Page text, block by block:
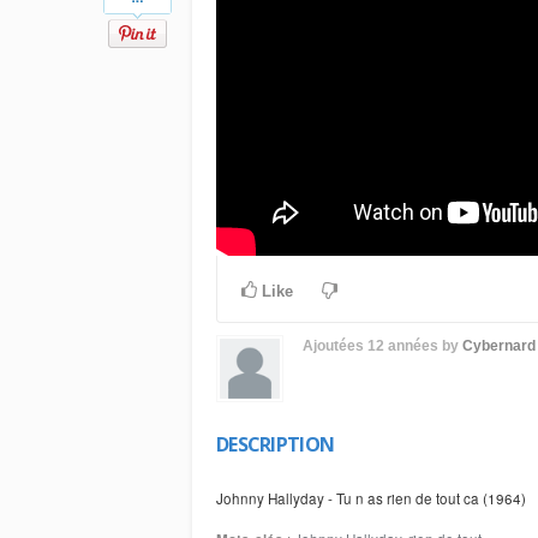
Like
Ajoutées 12 années by Cybernard
DESCRIPTION
Johnny Hallyday - Tu n as rien de tout ca (1964)